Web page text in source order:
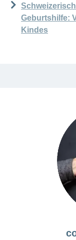
Geburtshilfe:
Kindes